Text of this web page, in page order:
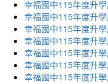
幸福國中115年度升
幸福國中115年度升
幸福國中115年度升
幸福國中115年度升
幸福國中115年度升
幸福國中115年度升
幸福國中115年度升